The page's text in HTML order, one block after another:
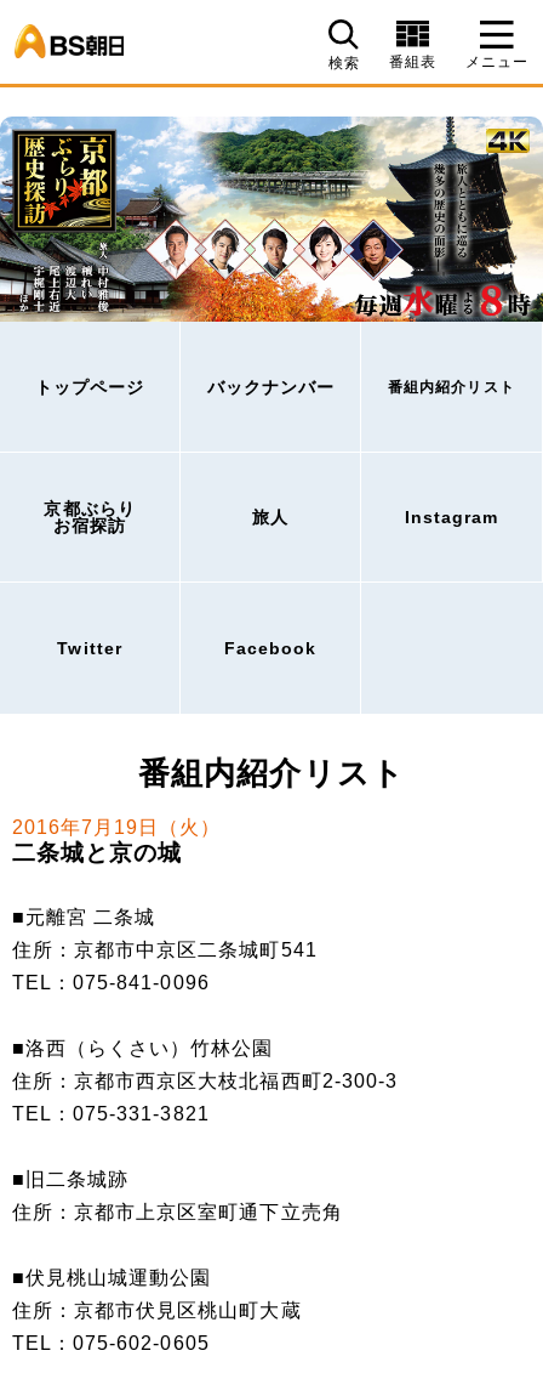
検索 番組表 メニュー
トップページ バックナンバー 番組内紹介リスト
京都ぶらり
お宿探訪
旅人 Instagram
Twitter Facebook
番組内紹介リスト
2016年7月19日（火）
二条城と京の城
■元離宮 二条城
住所：京都市中京区二条城町541
TEL：075-841-0096
■洛西（らくさい）竹林公園
住所：京都市西京区大枝北福西町2-300-3
TEL：075-331-3821
■旧二条城跡
住所：京都市上京区室町通下立売角
■伏見桃山城運動公園
住所：京都市伏見区桃山町大蔵
TEL：075-602-0605